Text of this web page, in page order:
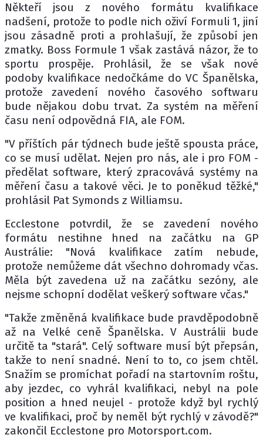
Někteří jsou z nového formátu kvalifikace
nadšení, protože to podle nich oživí Formuli 1, jiní
jsou zásadně proti a prohlašují, že způsobí jen
zmatky. Boss Formule 1 však zastává názor, že to
sportu prospěje. Prohlásil, že se však nové
podoby kvalifikace nedočkáme do VC Španělska,
protože zavedení nového časového softwaru
bude nějakou dobu trvat. Za systém na měření
času není odpovědná FIA, ale FOM.
"V příštích pár týdnech bude ještě spousta práce,
co se musí udělat. Nejen pro nás, ale i pro FOM -
předělat software, který zpracovává systémy na
měření času a takové věci. Je to poněkud těžké,"
prohlásil Pat Symonds z Williamsu.
Ecclestone potvrdil, že se zavedení nového
formátu nestihne hned na začátku na GP
Austrálie: "Nová kvalifikace zatím nebude,
protože nemůžeme dát všechno dohromady včas.
Měla být zavedena už na začátku sezóny, ale
nejsme schopní dodělat veškerý software včas."
"Takže změněná kvalifikace bude pravděpodobně
až na Velké ceně Španělska. V Austrálii bude
určitě ta "stará". Celý software musí být přepsán,
takže to není snadné. Není to to, co jsem chtěl.
Snažím se promíchat pořadí na startovním roštu,
aby jezdec, co vyhrál kvalifikaci, nebyl na pole
position a hned neujel - protože když byl rychlý
ve kvalifikaci, proč by neměl být rychlý v závodě?"
zakončil Ecclestone pro Motorsport.com.